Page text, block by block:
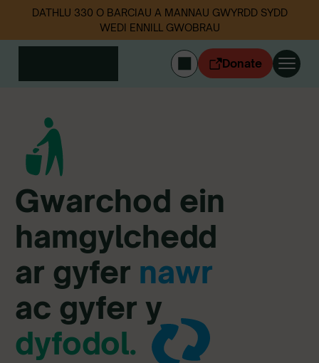
DATHLU 330 O BARCIAU A MANNAU GWYRDD SYDD
WEDI ENNILL GWOBRAU
Donate
Gwarchod ein
hamgylchedd
ar gyfer nawr
ac gyfer y
dyfodol.
Cymerwch ran
Ein gwaith
Digwyddiadau
Data sbwriel
Amdanom ni
Newyddion
Dilynwch ni